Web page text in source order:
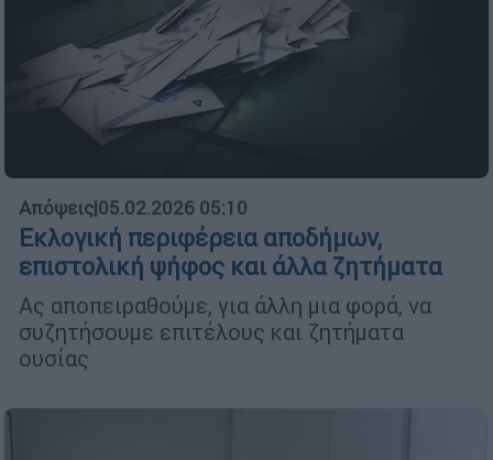
Απόψεις|05.02.2026 05:10
Εκλογική περιφέρεια αποδήμων,
επιστολική ψήφος και άλλα ζητήματα
Ας αποπειραθούμε, για άλλη μια φορά, να
συζητήσουμε επιτέλους και ζητήματα
ουσίας